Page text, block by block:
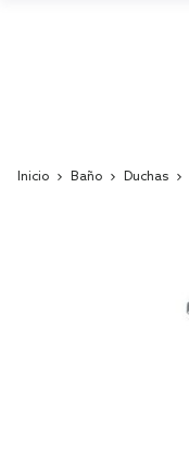
Inicio Baño Duchas